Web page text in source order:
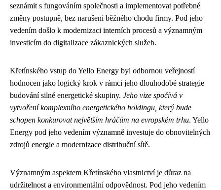
seznámit s fungováním společnosti a implementovat potřebné
změny postupně, bez narušení běžného chodu firmy. Pod jeho
vedením došlo k modernizaci interních procesů a významným
investicím do digitalizace zákaznických služeb.
Křetínského vstup do Yello Energy byl odbornou veřejností
hodnocen jako logický krok v rámci jeho dlouhodobé strategie
budování silné energetické skupiny. Jeho vize spočívá v
vytvoření komplexního energetického holdingu, který bude
schopen konkurovat největším hráčům na evropském trhu. Yello
Energy pod jeho vedením významně investuje do obnovitelných
zdrojů energie a modernizace distribuční sítě.
Významným aspektem Křetínského vlastnictví je důraz na
udržitelnost a environmentální odpovědnost. Pod jeho vedením